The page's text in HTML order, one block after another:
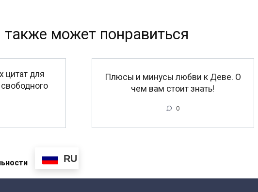
может понравиться
цитат для
Плюсы и минусы любви к Деве. О
чем вам стоит знать!
0
RU